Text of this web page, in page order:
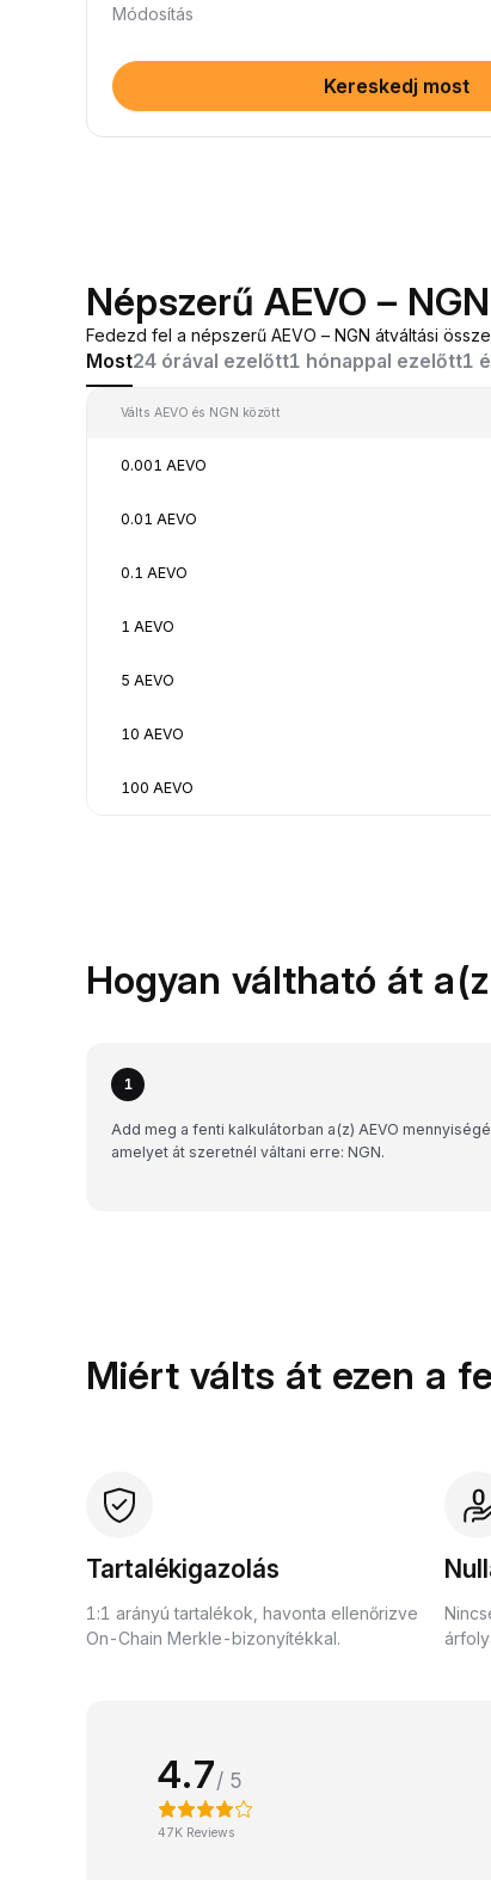
Módosítás
Kereskedj most
Népszerű AEVO –
Fedezd fel a népszerű AEVO – NGN átváltási
Most24 órával ezelőtt1 hónappal ezelőtt1
Válts AEVO és NGN között
0.001 AEVO
0.01 AEVO
0.1 AEVO
1 AEVO
5 AEVO
10 AEVO
100 AEVO
Hogyan váltható át
1
Add meg a fenti kalkulátorban a(z) AEVO
amelyet át szeretnél váltani erre: NGN.
Miért válts át ezen a
Tartalékigazolás
1:1 arányú tartalékok, havonta ellenőrizve
On-Chain Merkle-bizonyítékkal.
4.7/ 5
47K Reviews